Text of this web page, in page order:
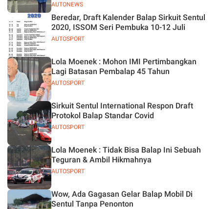
AUTONEWS
AUTOSPORT
Beredar, Draft Kalender Balap Sirkuit Sentul
2020, ISSOM Seri Pembuka 10-12 Juli
AUTOSPORT
Lola Moenek : Mohon IMI Pertimbangkan
Lagi Batasan Pembalap 45 Tahun
AUTOSPORT
Sirkuit Sentul International Respon Draft
Protokol Balap Standar Covid
AUTOSPORT
Lola Moenek : Tidak Bisa Balap Ini Sebuah
Teguran & Ambil Hikmahnya
Wow, Ada Gagasan Gelar Balap Mobil Di
Sentul Tanpa Penonton